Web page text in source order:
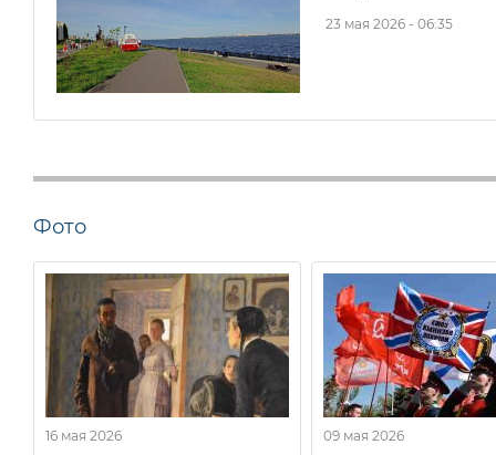
23 мая 2026 - 06:35
Фото
16 мая 2026 09 мая 2026